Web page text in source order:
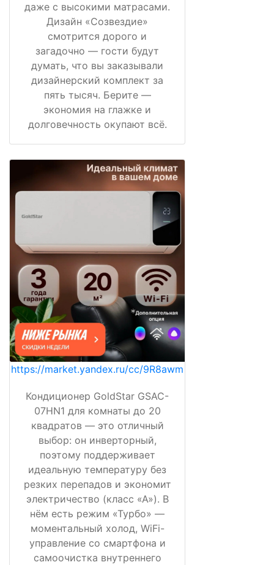
даже с высокими матрасами.
Дизайн «Созвездие»
смотрится дорого и
загадочно — гости будут
думать, что вы заказывали
дизайнерский комплект за
пять тысяч. Берите —
экономия на глажке и
долговечность окупают всё.
https://market.yandex.ru/cc/9R8awm
Кондиционер GoldStar GSAC-
07HN1 для комнаты до 20
квадратов — это отличный
выбор: он инверторный,
поэтому поддерживает
идеальную температуру без
резких перепадов и экономит
электричество (класс «А»). В
нём есть режим «Турбо» —
моментальный холод, WiFi-
управление со смартфона и
самоочистка внутреннего